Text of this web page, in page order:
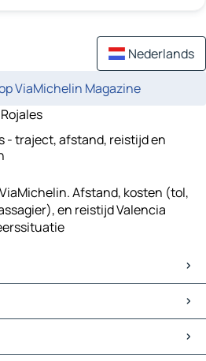
Nederlands
ViaMichelin Magazine
- traject, afstand, reistijd en
Afstand, kosten (tol,
en reistijd Valencia